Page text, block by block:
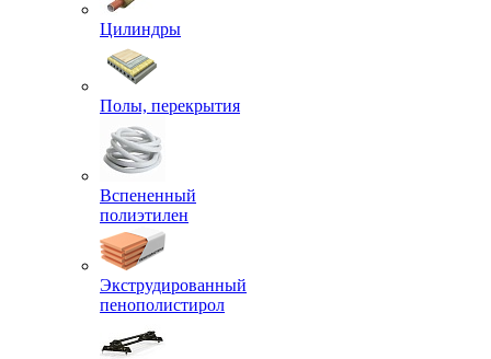
Цилиндры
Полы, перекрытия
Вспененный
полиэтилен
Экструдированный
пенополистирол